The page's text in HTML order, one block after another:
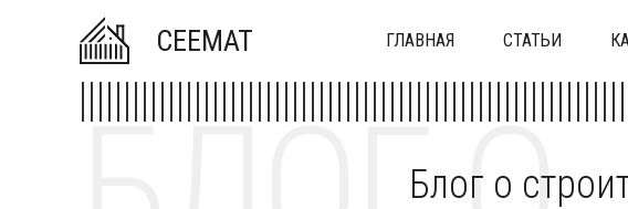
CEEMAT ГЛАВНАЯ СТАТЬИ
Блог о